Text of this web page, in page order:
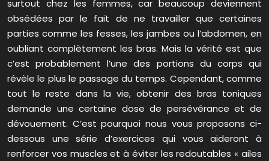
surtout chez les femmes, car beaucoup deviennent
obsédées par le fait de ne travailler que certaines
parties comme les fesses, les jambes ou l’abdomen, en
oubliant complètement les bras. Mais la vérité est que
c’est probablement l’une des portions du corps qui
révèle le plus le passage du temps. Cependant, comme
tout le reste dans la vie, obtenir des bras toniques
demande une certaine dose de persévérance et de
dévouement. C’est pourquoi nous vous proposons ci-
dessous une série d’exercices qui vous aideront à
renforcer vos muscles et à éviter les redoutables « ailes